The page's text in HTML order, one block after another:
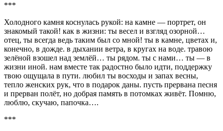
***
Холодного камня коснулась рукой: на камне — портрет, он
знакомый такой! как в жизни: ты весел и взгляд озорной…
отец, ты всегда ведь таким был со мной! ты в камне, цветах и,
конечно, в дожде. в дыхании ветра, в кругах на воде. травою
зелёной взошел над землёй… ты рядом. ты с нами… ты — в
жизни иной. нам вместе так радостно было идти, поддержку
твою ощущала в пути. любил ты восходы и запах весны,
тепло женских рук, что в подарок даны. пусть прервана песня
и прерван полёт, но добрая память в потомках живёт. Помню,
люблю, скучаю, папочка….
***